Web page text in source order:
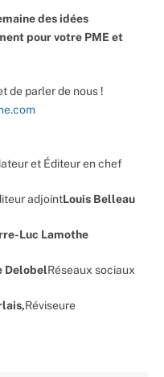
des idées
pour votre PME et
de parler de nous !
et Éditeur en chef
adjointLouis Belleau
Luc Lamothe
DelobelRéseaux sociaux
Réviseure